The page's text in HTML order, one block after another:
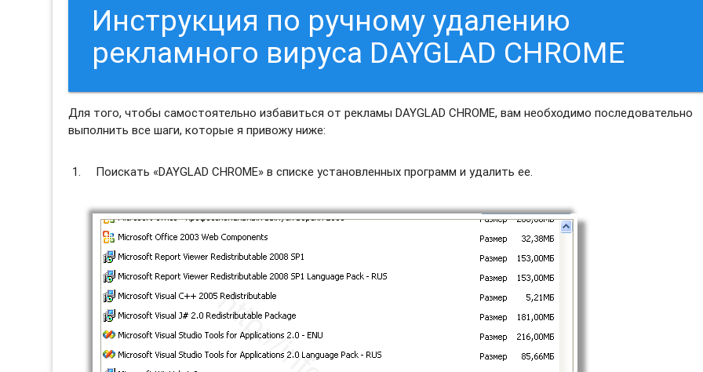
Инструкция по ручному удалению
рекламного вируса DAYGLAD CHROME
Для того, чтобы самостоятельно избавиться от рекламы DAYGLAD CHROME, вам необходимо последовательно
выполнить все шаги, которые я привожу ниже:
Поискать «DAYGLAD CHROME» в списке установленных программ и удалить ее.